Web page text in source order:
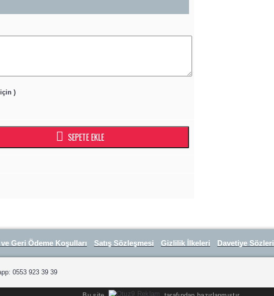
)
SEPETE EKLE
ve Geri Ödeme Koşulları Satış Sözleşmesi Gizlilik İlkeleri Davetiye Sözleri
0553 923 39 39